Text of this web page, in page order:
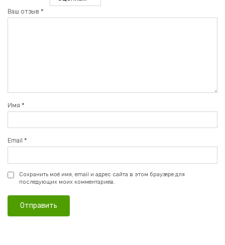
Ваш отзыв *
Имя *
Email *
Сохранить моё имя, email и адрес сайта в этом браузере для
последующих моих комментариев.